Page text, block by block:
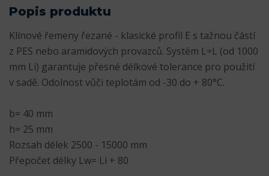
Popis produktu
Klínové řemeny řezané - klasické profil E s tažnou částí
z PES nebo aramidových provazců. Systém L=L (od 1000
mm Li) garantuje přesné délkové tolerance pro použití
v sadě. Odolnost vůči teplotám od -30 do + 80°C.
b= 40 mm
h= 25 mm
Rozsah délek 2500 - 15000 mm
Přepočet délky Lw= Li + 80